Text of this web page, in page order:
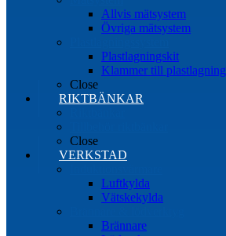
Allvis mätsystem
Övriga mätsystem
Plastlagningskit
Klammer till plastlagning
Close
RIKTBÄNKAR
Close
VERKSTAD
Luftkylda
Vätskekylda
Brännare